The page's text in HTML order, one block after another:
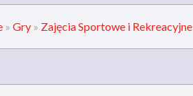
» Gry » Zajęcia Sportowe i Rekreacyjne